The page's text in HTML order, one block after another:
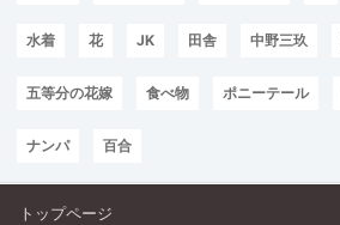
水着 花 JK 田舎 中野三玖
五等分の花嫁 食べ物 ポニーテール
ナンパ 百合
トップページ